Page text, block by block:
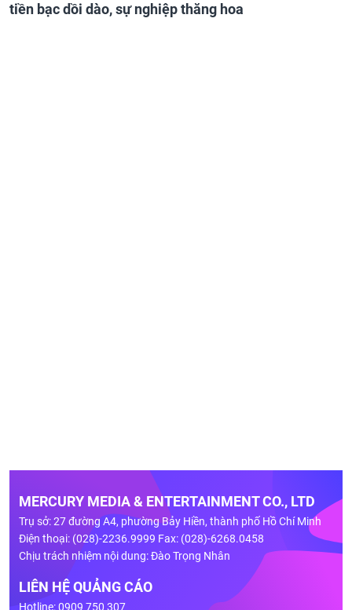
tiền bạc dồi dào, sự nghiệp thăng hoa
MERCURY MEDIA & ENTERTAINMENT CO., LTD
Trụ sở: 27 đường A4, phường Bảy Hiền, thành phố Hồ Chí Minh
Điện thoại: (028)-2236.9999 Fax: (028)-6268.0458
Chịu trách nhiệm nội dung: Đào Trọng Nhân
LIÊN HỆ QUẢNG CÁO
Hotline: 0909 750 307